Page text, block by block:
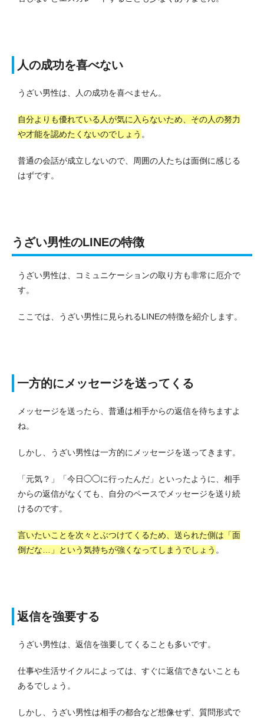
人の成功を喜べない
うざい男性は、人の成功を喜べません。
自分よりも優れている人が気に入らないため、その人の努力
や才能を認めたくないのでしょう 。
普通の会話が成立しないので、周囲の人たちは面倒に感じる
はずです。
うざい男性のLINEの特徴
うざい男性は、コミュニケーションの取り方も非常に厄介で
す。
ここでは、うざい男性に見られるLINEの特徴を紹介します。
一方的にメッセージを送ってくる
メッセージを送ったら、普通は相手からの返信を待ちますよ
ね。
しかし、うざい男性は一方的にメッセージを送ってきます。
「元気？」「今日◯◯に行ったんだ」といったように、相手
からの返信がなくても、自分のペースでメッセージを送り続
けるのです。
言いたいことを次々とぶつけてくるため、送られた側は「面
倒だな…」という気持ちが強くなってしまうでしょう 。
返信を強要する
うざい男性は、返信を強要してくることも多いです。
仕事や生活サイクルによっては、すぐに返信できないことも
あるでしょう。
しかし、うざい男性は相手の都合など想像せず、質問形式で